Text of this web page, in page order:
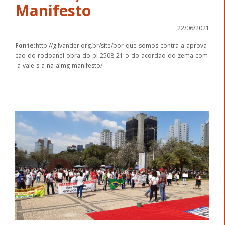
Manifesto
22/06/2021
Fonte:http://gilvander.org.br/site/por-que-somos-contra-a-aprova
cao-do-rodoanel-obra-do-pl-2508-21-o-do-acordao-do-zema-com
-a-vale-s-a-na-almg-manifesto/